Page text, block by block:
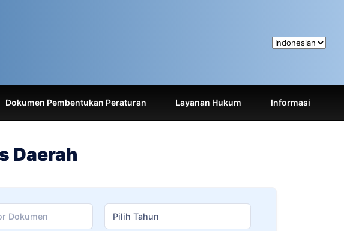
Dokumen Pembentukan Peraturan Layanan Hukum Informasi
Daerah
Pilih Tahun